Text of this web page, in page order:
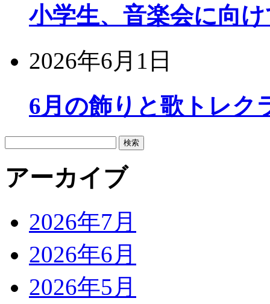
小学生、音楽会に向
2026年6月1日
6月の飾りと歌トレク
アーカイブ
2026年7月
2026年6月
2026年5月